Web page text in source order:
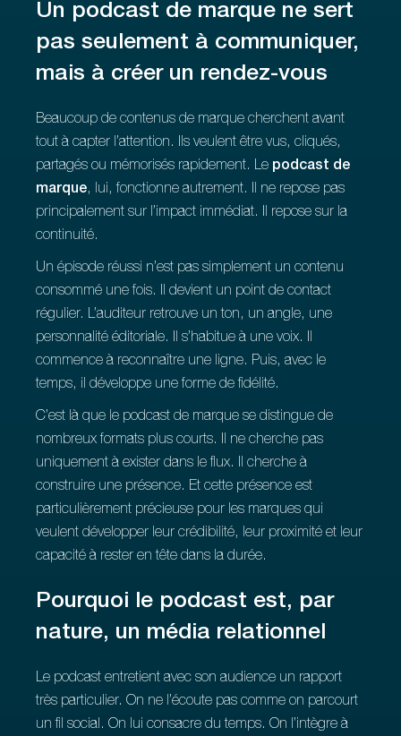
Un podcast de marque ne sert
pas seulement à communiquer,
mais à créer un rendez-vous
Beaucoup de contenus de marque cherchent avant
tout à capter l’attention. Ils veulent être vus, cliqués,
partagés ou mémorisés rapidement. Le podcast de
marque, lui, fonctionne autrement. Il ne repose pas
principalement sur l’impact immédiat. Il repose sur la
continuité.
Un épisode réussi n’est pas simplement un contenu
consommé une fois. Il devient un point de contact
régulier. L’auditeur retrouve un ton, un angle, une
personnalité éditoriale. Il s’habitue à une voix. Il
commence à reconnaître une ligne. Puis, avec le
temps, il développe une forme de fidélité.
C’est là que le podcast de marque se distingue de
nombreux formats plus courts. Il ne cherche pas
uniquement à exister dans le flux. Il cherche à
construire une présence. Et cette présence est
particulièrement précieuse pour les marques qui
veulent développer leur crédibilité, leur proximité et leur
capacité à rester en tête dans la durée.
Pourquoi le podcast est, par
nature, un média relationnel
Le podcast entretient avec son audience un rapport
très particulier. On ne l’écoute pas comme on parcourt
un fil social. On lui consacre du temps. On l’intègre à